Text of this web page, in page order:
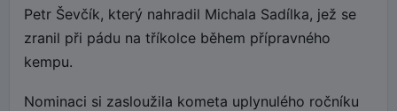
Petr Ševčík, který nahradil Michala Sadílka, jež se
zranil při pádu na tříkolce během přípravného
kempu.
Nominaci si zasloužila kometa uplynulého ročníku